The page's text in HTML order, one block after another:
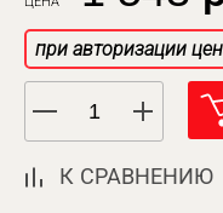
при авторизации
К СРАВНЕНИЮ